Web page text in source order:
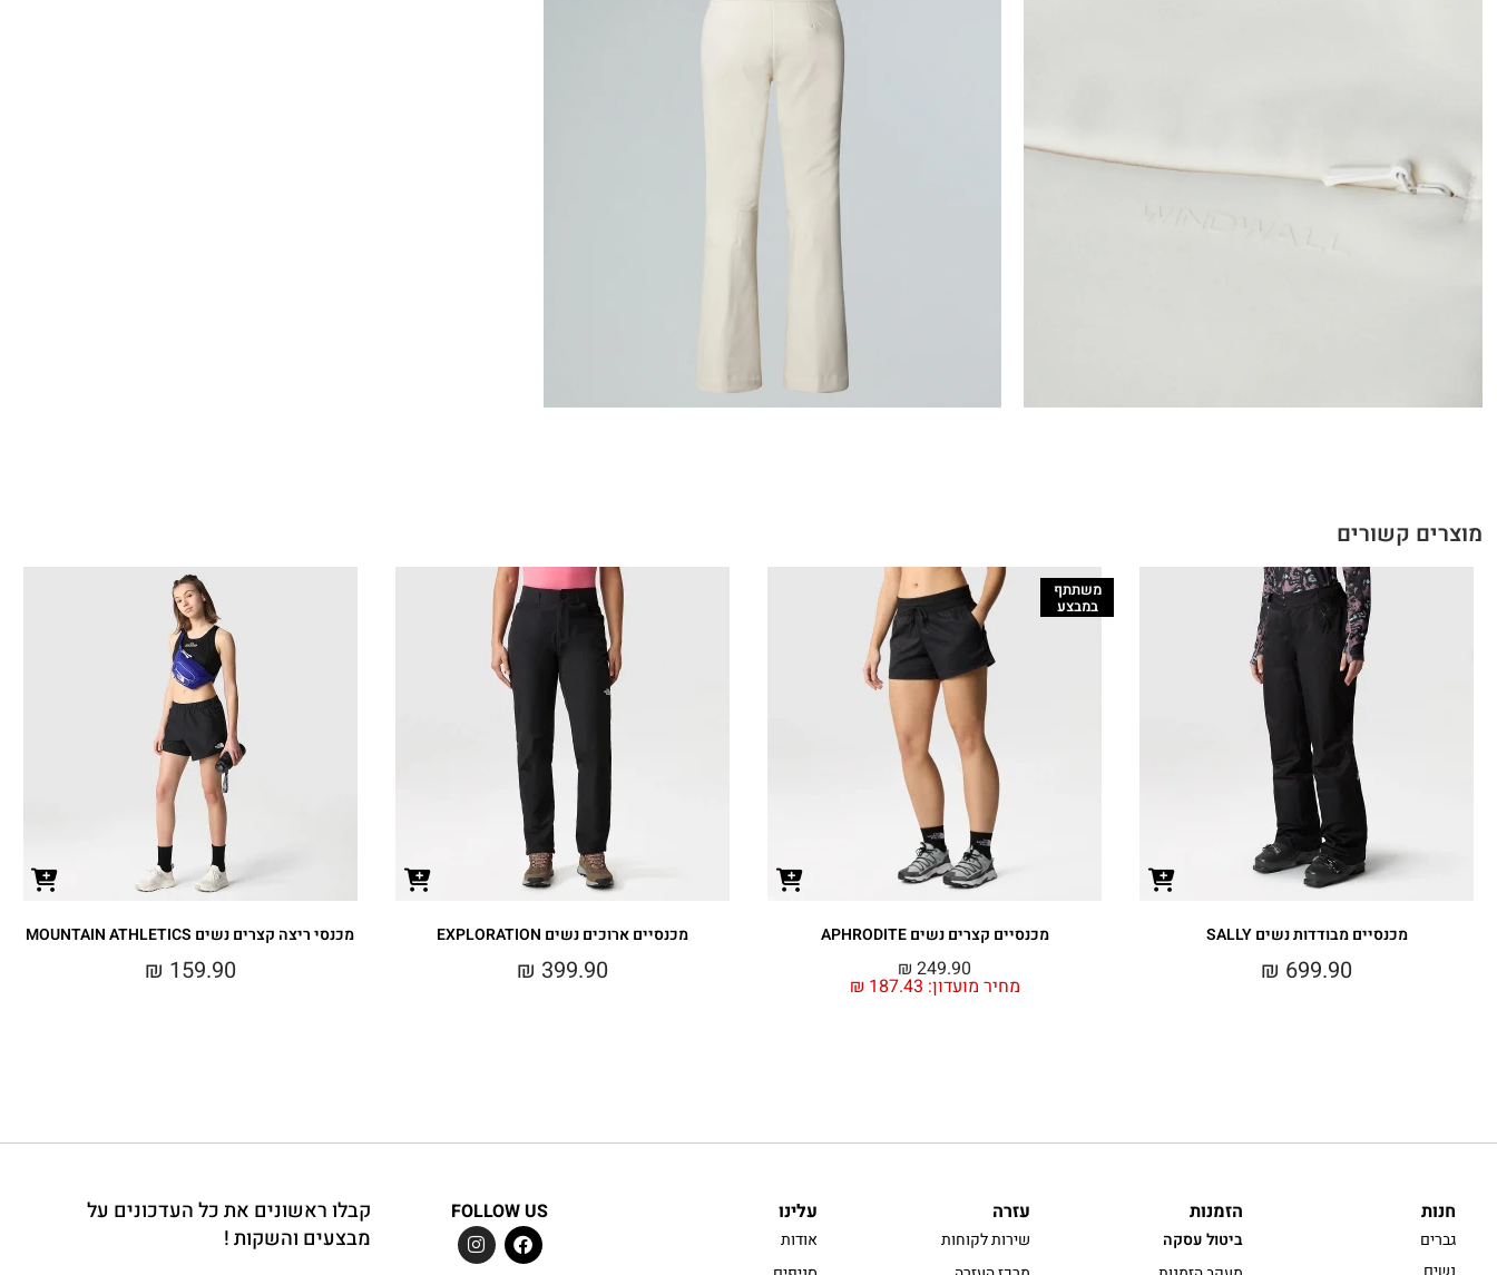
מוצרים קשורים
מכנסיים מבודדות נשים SALLY
₪ 699.90
משתתף
במבצע
מכנסיים קצרים נשים APHRODITE
מחיר מועדון: ₪ 187.43
₪ 249.90
מכנסיים ארוכים נשים EXPLORATION
₪ 399.90
מכנסי ריצה קצרים נשים MOUNTAIN ATHLETICS
₪ 159.90
חנות
גברים
הזמנות
ביטול עסקה
עזרה
שירות לקוחות
עלינו
אודות
FOLLOW US
קבלו ראשונים את כל העדכונים על
מבצעים והשקות !